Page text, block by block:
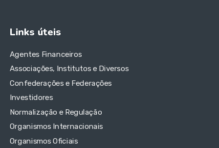
Links úteis
Agentes Financeiros
Associações, Institutos e Diversos
Confederações e Federações
Investidores
Normalização e Regulação
Organismos Internacionais
Organismos Oficiais